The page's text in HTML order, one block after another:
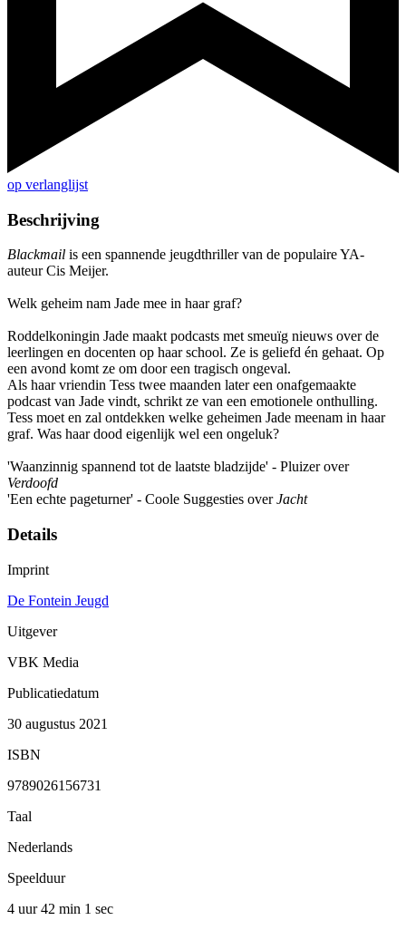
op verlanglijst
Beschrijving
Blackmail is een spannende jeugdthriller van de populaire YA-
auteur Cis Meijer.
Welk geheim nam Jade mee in haar graf?
Roddelkoningin Jade maakt podcasts met smeuïg nieuws over de
leerlingen en docenten op haar school. Ze is geliefd én gehaat. Op
een avond komt ze om door een tragisch ongeval.
Als haar vriendin Tess twee maanden later een onafgemaakte
podcast van Jade vindt, schrikt ze van een emotionele onthulling.
Tess moet en zal ontdekken welke geheimen Jade meenam in haar
graf. Was haar dood eigenlijk wel een ongeluk?
'Waanzinnig spannend tot de laatste bladzijde' - Pluizer over
Verdoofd
'Een echte pageturner' - Coole Suggesties overJacht
Details
Imprint
De Fontein Jeugd
Uitgever
VBK Media
Publicatiedatum
30 augustus 2021
ISBN
9789026156731
Taal
Nederlands
Speelduur
4 uur 42 min 1 sec